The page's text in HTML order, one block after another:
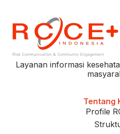
Layanan informasi
Tentang
Profile